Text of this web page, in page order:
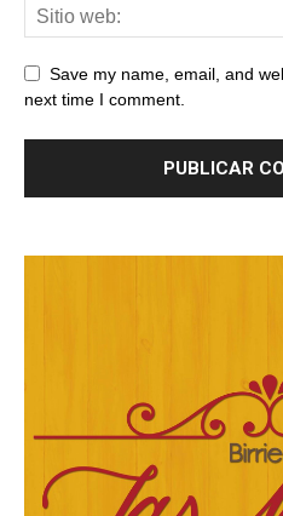
Save my name, email, and
next time I comment.